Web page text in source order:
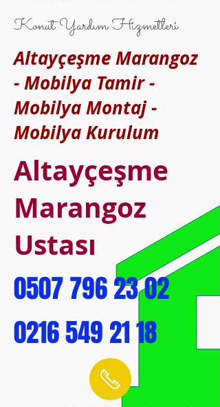
Konut Yardım Hizmetleri
Altayçeşme Marangoz
- Mobilya Tamir -
Mobilya Montaj -
Mobilya Kurulum
Altayçeşme
Marangoz
Ustası
0507 796 23 02
0216 549 21 18